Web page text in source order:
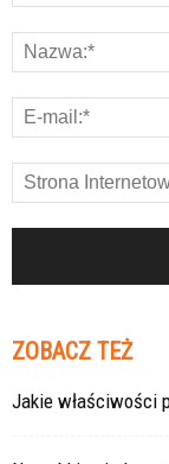
ZOBACZ TEŻ
Jakie właściwości